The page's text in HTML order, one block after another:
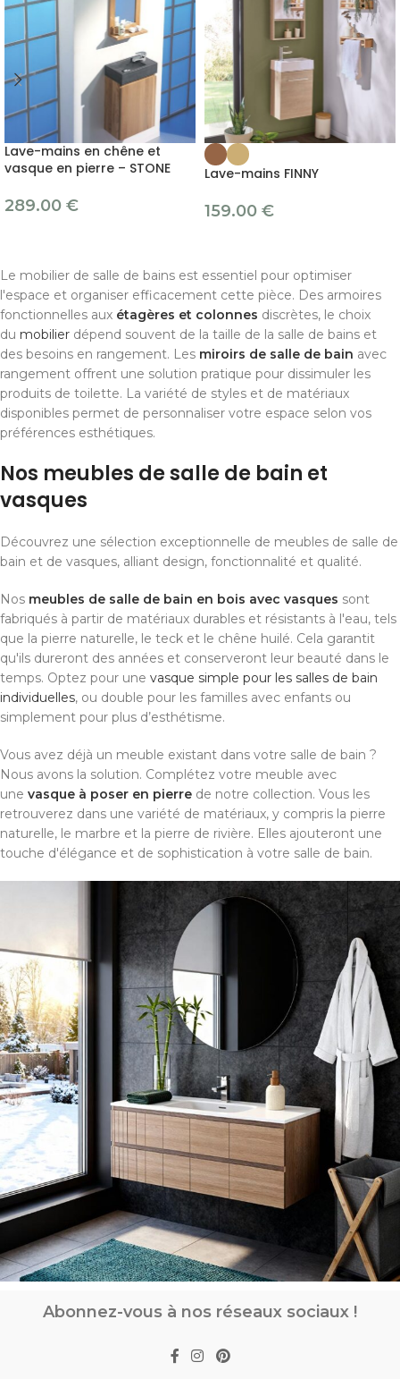
Lave-mains en chêne et
vasque en pierre – STONE
289.00 €
Lave-mains FINNY
159.00 €
Le mobilier de salle de bains est essentiel pour optimiser
l'espace et organiser efficacement cette pièce. Des armoires
fonctionnelles aux étagères et colonnes discrètes, le choix
du mobilier dépend souvent de la taille de la salle de bains et
des besoins en rangement. Les miroirs de salle de bain avec
rangement offrent une solution pratique pour dissimuler les
produits de toilette. La variété de styles et de matériaux
disponibles permet de personnaliser votre espace selon vos
préférences esthétiques.
Nos meubles de salle de bain et
vasques
Découvrez une sélection exceptionnelle de meubles de salle de
bain et de vasques, alliant design, fonctionnalité et qualité.
Nos meubles de salle de bain en bois avec vasques sont
fabriqués à partir de matériaux durables et résistants à l'eau, tels
que la pierre naturelle, le teck et le chêne huilé. Cela garantit
qu'ils dureront des années et conserveront leur beauté dans le
temps. Optez pour une vasque simple pour les salles de bain
individuelles, ou double pour les familles avec enfants ou
simplement pour plus d’esthétisme.
Vous avez déjà un meuble existant dans votre salle de bain ?
Nous avons la solution. Complétez votre meuble avec
une vasque à poser en pierre de notre collection. Vous les
retrouverez dans une variété de matériaux, y compris la pierre
naturelle, le marbre et la pierre de rivière. Elles ajouteront une
touche d'élégance et de sophistication à votre salle de bain.
Abonnez-vous à nos réseaux sociaux !